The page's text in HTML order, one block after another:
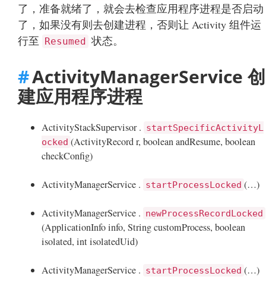
了，准备就绪了，就会去检查应用程序进程是否启动
了，如果没有则去创建进程，否则让 Activity 组件运
行至 Resumed 状态。
ActivityManagerService 创
建应用程序进程
ActivityStackSupervisor . startSpecificActivityL
ocked (ActivityRecord r, boolean andResume, boolean
checkConfig)
ActivityManagerService . startProcessLocked (…)
ActivityManagerService . newProcessRecordLocked
(ApplicationInfo info, String customProcess, boolean
isolated, int isolatedUid)
ActivityManagerService . startProcessLocked (…)